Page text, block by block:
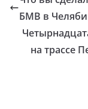
БМВ в
на трассе